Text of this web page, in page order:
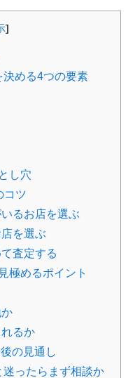
]
める4つの要素
し穴
コツ
るお店を選ぶ
を選ぶ
査定する
極めるポイント
るか
の見通し
迷ったらまず相談か